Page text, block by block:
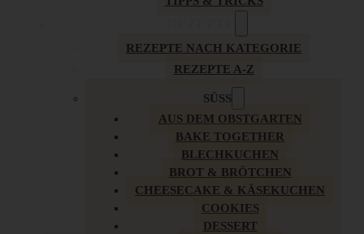
REZEPTE NACH KATEGORIE
REZEPTE A-Z
SÜSS
AUS DEM OBSTGARTEN
BAKE TOGETHER
BLECHKUCHEN
BROT & BRÖTCHEN
CHEESECAKE & KÄSEKUCHEN
COOKIES
DESSERT